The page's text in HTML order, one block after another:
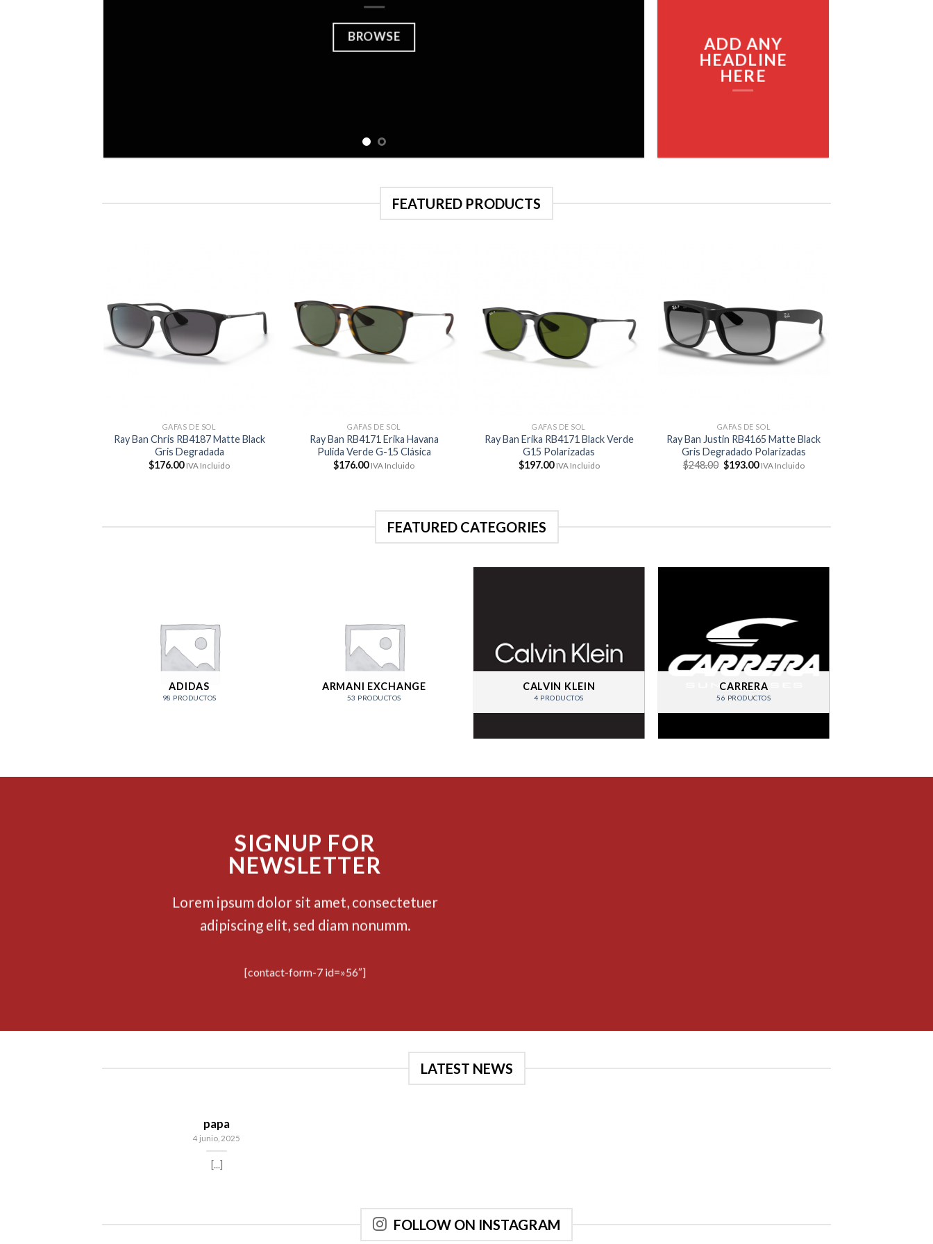
ADD ANY
HEADLINE
HERE
FEATURED PRODUCTS
GAFAS DE SOL
Ray Ban Chris RB4187 Matte Black
Gris Degradada
$176.00 IVA Incluido
GAFAS DE SOL
Ray Ban RB4171 Erika Havana
Pulida Verde G-15 Clásica
$176.00 IVA Incluido
GAFAS DE SOL
Ray Ban Erika RB4171 Black Verde
G15 Polarizadas
$197.00 IVA Incluido
GAFAS DE SOL
Ray Ban Justin RB4165 Matte Black
Gris Degradado Polarizadas
$248.00 El
precio
$193.00ElIVA Incluido
FEATURED CATEGORIES
ADIDAS
98 PRODUCTOS
ARMANI EXCHANGE
53 PRODUCTOS
CALVIN KLEIN
4 PRODUCTOS
CARRERA
56 PRODUCTOS
SIGNUP FOR
NEWSLETTER
Lorem ipsum dolor sit amet, consectetuer
adipiscing elit, sed diam nonumm.
[contact-form-7 id=»56″]
LATEST NEWS
papa
4 junio, 2025
[...]
FOLLOW ON INSTAGRAM